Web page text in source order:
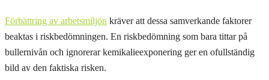
Förbättring av arbetsmiljön kräver att dessa samverkande faktorer
beaktas i riskbedömningen. En riskbedömning som bara tittar på
bullernivån och ignorerar kemikalieexponering ger en ofullständig
bild av den faktiska risken.